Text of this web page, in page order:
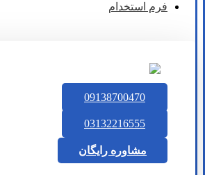
فرم استخدام
09138700470
03132216555
مشاوره رایگان